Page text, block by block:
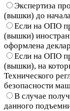
Экспертиза
(вышки) до
Если на ОПО
(вышки)
оформлена
Если на ОПО
(вышки), на
Технического
безопасности
В случае
данного